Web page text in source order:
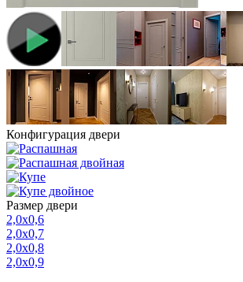
Конфигурация двери
Размер двери
2,0х0,6
2,0х0,7
2,0х0,8
2,0х0,9